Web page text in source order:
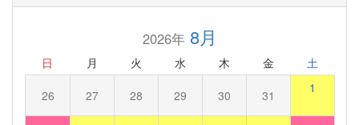
2026年8月
日 月 火 水 木 金 土
26 27 28 29 30 31 1